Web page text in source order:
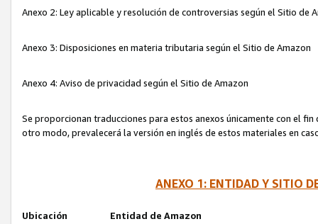
Anexo 2: Ley aplicable y resolución de controversias según el Sitio de
Anexo 3: Disposiciones en materia tributaria según el Sitio de Amazon
Anexo 4: Aviso de privacidad según el Sitio de Amazon
Se proporcionan traducciones para estos anexos únicamente con el
otro modo, prevalecerá la versión en inglés de estos materiales en
ANEXO 1: ENTIDAD Y SITIO
Ubicación
Entidad de Amazon